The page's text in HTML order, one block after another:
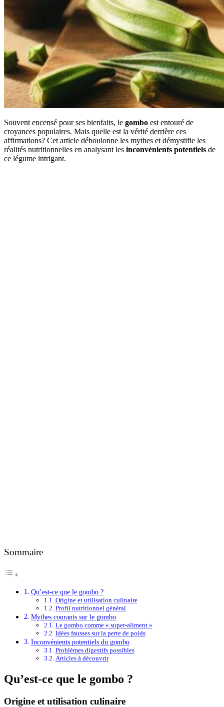
Souvent encensé pour ses bienfaits, le gombo est entouré de
croyances populaires. Mais quelle est la vérité derrière ces
affirmations? Cet article déboulonne les mythes et démystifie les
réalités nutritionnelles en analysant les inconvénients potentiels de
ce légume intrigant.
Sommaire
Qu’est-ce que le gombo ?
Origine et utilisation culinaire
Profil nutritionnel général
Mythes courants sur le gombo
Le gombo comme « super-aliment »
Idées fausses sur la perte de poids
Inconvénients potentiels du gombo
Problèmes digestifs possibles
Articles à découvrir
Qu’est-ce que le gombo ?
Origine et utilisation culinaire